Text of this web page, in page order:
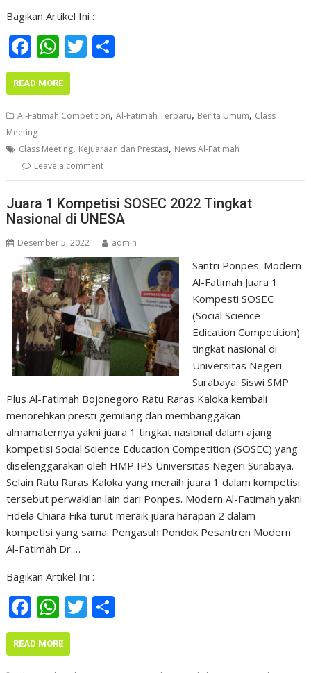
Bagikan Artikel Ini :
F
ac
e
b
o
o
k
W
h
at
s
p
p
T
er e
READ MORE
Al-Fatimah Competition,Al-Fatimah Terbaru, Berita Umum, Class
Meeting
Class Meeting, Kejuaraan dan Prestasi, News Al-Fatimah
Leave a comment
Juara 1 Kompetisi SOSEC 2022 Tingkat
Nasional di UNESA
Desember 5, 2022 admin
Santri Ponpes. Modern
Al-Fatimah Juara 1
Kompesti SOSEC
(Social Science
Edication Competition)
tingkat nasional di
Universitas Negeri
Surabaya. Siswi SMP
Plus Al-Fatimah Bojonegoro Ratu Raras Kaloka kembali
menorehkan presti gemilang dan membanggakan
almamaternya yakni juara 1 tingkat nasional dalam ajang
kompetisi Social Science Education Competition (SOSEC) yang
diselenggarakan oleh HMP IPS Universitas Negeri Surabaya.
Selain Ratu Raras Kaloka yang meraih juara 1 dalam kompetisi
tersebut perwakilan lain dari Ponpes. Modern Al-Fatimah yakni
Fidela Chiara Fika turut meraik juara harapan 2 dalam
kompetisi yang sama. Pengasuh Pondok Pesantren Modern
Al-Fatimah Dr.…
Bagikan Artikel Ini :
F
ac
e
W
h
at
T
READ MORE